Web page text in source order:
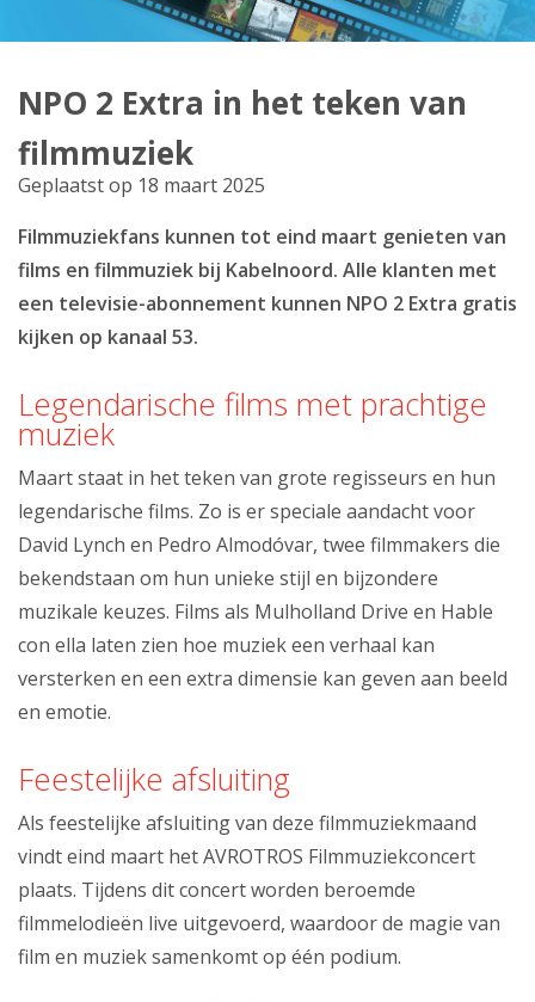
Zenderaanbod
Mijn Kabelnoord
Zakelijk
Mijn webmail
NPO 2 Extra in het teken van
filmmuziek
Geplaatst op 18 maart 2025
Filmmuziekfans kunnen tot eind maart genieten van
films en filmmuziek bij Kabelnoord. Alle klanten met
een televisie-abonnement kunnen NPO 2 Extra gratis
kijken op kanaal 53.
Legendarische films met prachtige
muziek
Maart staat in het teken van grote regisseurs en hun
legendarische films. Zo is er speciale aandacht voor
David Lynch en Pedro Almodóvar, twee filmmakers die
bekendstaan om hun unieke stijl en bijzondere
muzikale keuzes. Films als Mulholland Drive en Hable
con ella laten zien hoe muziek een verhaal kan
versterken en een extra dimensie kan geven aan beeld
en emotie.
Feestelijke afsluiting
Als feestelijke afsluiting van deze filmmuziekmaand
vindt eind maart het AVROTROS Filmmuziekconcert
plaats. Tijdens dit concert worden beroemde
filmmelodieën live uitgevoerd, waardoor de magie van
film en muziek samenkomt op één podium.